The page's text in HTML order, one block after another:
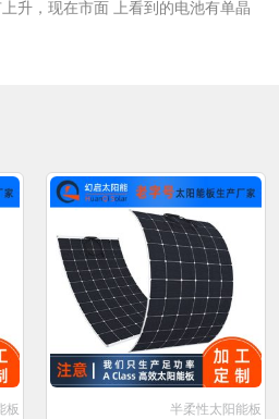
升，现在市面 上看到的电池有单晶
板 半柔性太阳能板